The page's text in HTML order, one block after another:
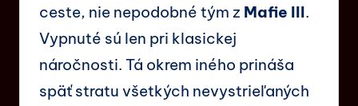
ceste, nie nepodobné tým z Mafie III.
Vypnuté sú len pri klasickej
náročnosti. Tá okrem iného prináša
späť stratu všetkých nevystrieľaných